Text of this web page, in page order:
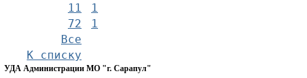
11
1
72
1
Все
К списку
УДА Администрации МО "г. Сарапул"